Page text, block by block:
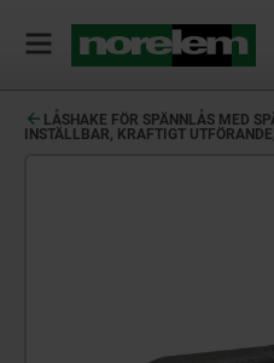
LÅSHAKE FÖR SPÄNNLÅS MED
INSTÄLLBAR, KRAFTIGT